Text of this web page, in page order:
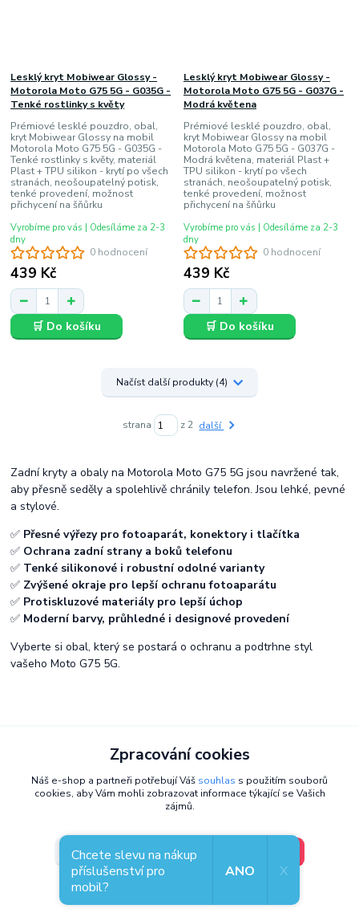
Potřebujete poradit?
Odborník Jirka ví, co sedne vašemu mobilu
+420 777 057 774(Po-Pá 8-15:30 hod)
0 hodnocení
Lesklý kryt Mobiwear Glossy -
Motorola Moto G75 5G - G035G -
Tenké rostlinky s květy
Prémiové lesklé pouzdro, obal,
kryt Mobiwear Glossy na mobil
Motorola Moto G75 5G - G035G -
Tenké rostlinky s květy, materiál
Plast + TPU silikon - krytí po všech
stranách, neošoupatelný potisk,
tenké provedení, možnost
přichycení na šňůrku
439 Kč
Vyrobíme pro vás | Odesíláme za 2-3
dny
🛒 Do košíku
0 hodnocení
Lesklý kryt Mobiwear Glossy -
Motorola Moto G75 5G - G037G -
Modrá květena
Prémiové lesklé pouzdro, obal,
kryt Mobiwear Glossy na mobil
Motorola Moto G75 5G - G037G -
Modrá květena, materiál Plast +
TPU silikon - krytí po všech
stranách, neošoupatelný potisk,
tenké provedení, možnost
přichycení na šňůrku
439 Kč
Vyrobíme pro vás | Odesíláme za 2-3
dny
🛒 Do košíku
Načíst další produkty (4)
strana z 2 další
Zadní kryty a obaly na Motorola Moto G75 5G jsou navržené tak,
aby přesně seděly a spolehlivě chránily telefon. Jsou lehké, pevné
a stylové.
✅ Přesné výřezy pro fotoaparát, konektory i tlačítka
✅ Ochrana zadní strany a boků telefonu
✅ Tenké silikonové i robustní odolné varianty
✅ Zvýšené okraje pro lepší ochranu fotoaparátu
✅ Protiskluzové materiály pro lepší úchop
✅ Moderní barvy, průhledné i designové provedení
Vyberte si obal, který se postará o ochranu a podtrhne styl
vašeho Moto G75 5G.
Zpracování cookies
Náš e-shop a partneři potřebují Váš souhlas s použitím souborů
cookies, aby Vám mohli zobrazovat informace týkající se Vašich
zájmů.
Nastavení V pořádku, jdu si vybrat
Souhlas můžete odmítnout
Chcete slevu na nákup
příslušenství pro
mobil?
ANO X